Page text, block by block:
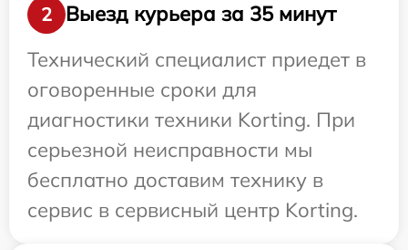
2
Выезд курьера за 35 минут
Технический специалист приедет в
оговоренные сроки для
диагностики техники Korting. При
серьезной неисправности мы
бесплатно доставим технику в
сервис в сервисный центр Korting.